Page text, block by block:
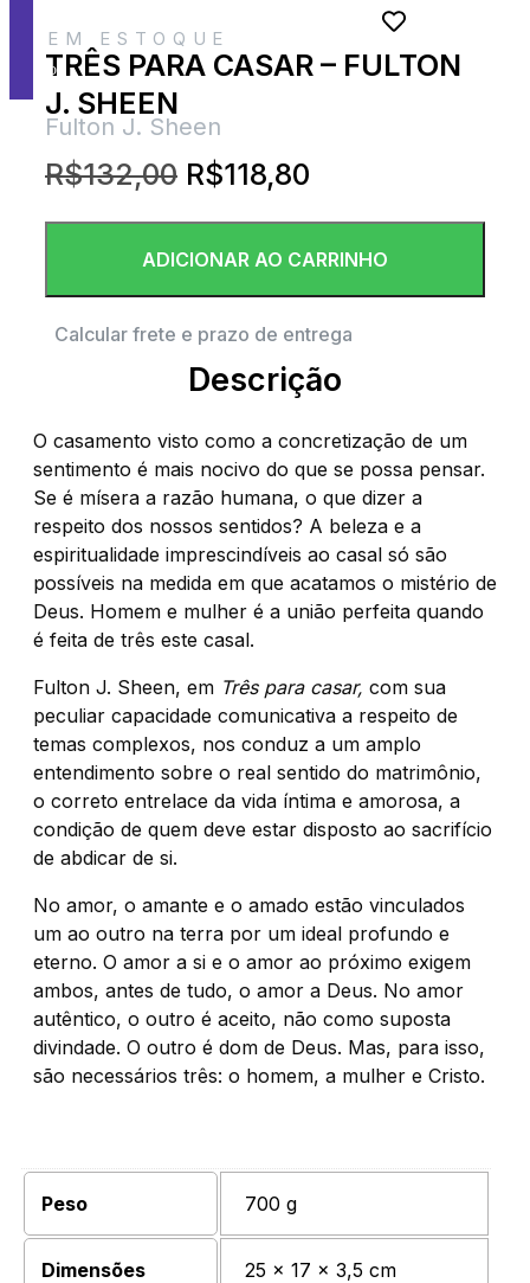
Blog
EM ESTOQUE
TRÊS PARA CASAR – FULTON
J. SHEEN
Fulton J. Sheen
R$132,00 R$118,80
ADICIONAR AO CARRINHO
Calcular frete e prazo de entrega
Descrição
O casamento visto como a concretização de um
sentimento é mais nocivo do que se possa pensar.
Se é mísera a razão humana, o que dizer a
respeito dos nossos sentidos? A beleza e a
espiritualidade imprescindíveis ao casal só são
possíveis na medida em que acatamos o mistério de
Deus. Homem e mulher é a união perfeita quando
é feita de três este casal.
Fulton J. Sheen, em Três para casar, com sua
peculiar capacidade comunicativa a respeito de
temas complexos, nos conduz a um amplo
entendimento sobre o real sentido do matrimônio,
o correto entrelace da vida íntima e amorosa, a
condição de quem deve estar disposto ao sacrifício
de abdicar de si.
No amor, o amante e o amado estão vinculados
um ao outro na terra por um ideal profundo e
eterno. O amor a si e o amor ao próximo exigem
ambos, antes de tudo, o amor a Deus. No amor
autêntico, o outro é aceito, não como suposta
divindade. O outro é dom de Deus. Mas, para isso,
são necessários três: o homem, a mulher e Cristo.
Peso 700 g
Dimensões 25 × 17 × 3,5 cm